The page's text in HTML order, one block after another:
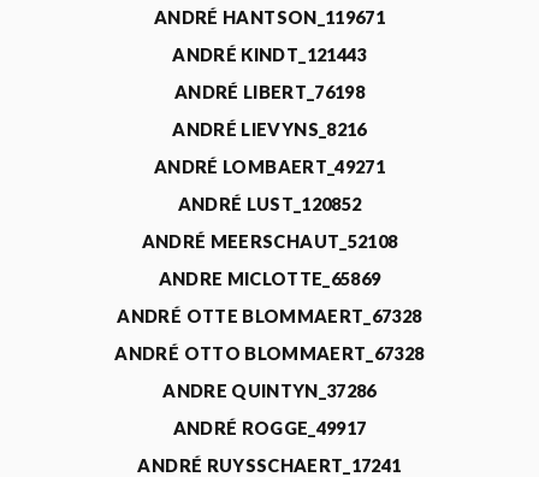
ANDRÉ HANTSON_119671
ANDRÉ KINDT_121443
ANDRÉ LIBERT_76198
ANDRÉ LIEVYNS_8216
ANDRÉ LOMBAERT_49271
ANDRÉ LUST_120852
ANDRÉ MEERSCHAUT_52108
ANDRE MICLOTTE_65869
ANDRÉ OTTE BLOMMAERT_67328
ANDRÉ OTTO BLOMMAERT_67328
ANDRE QUINTYN_37286
ANDRÉ ROGGE_49917
ANDRÉ RUYSSCHAERT_17241